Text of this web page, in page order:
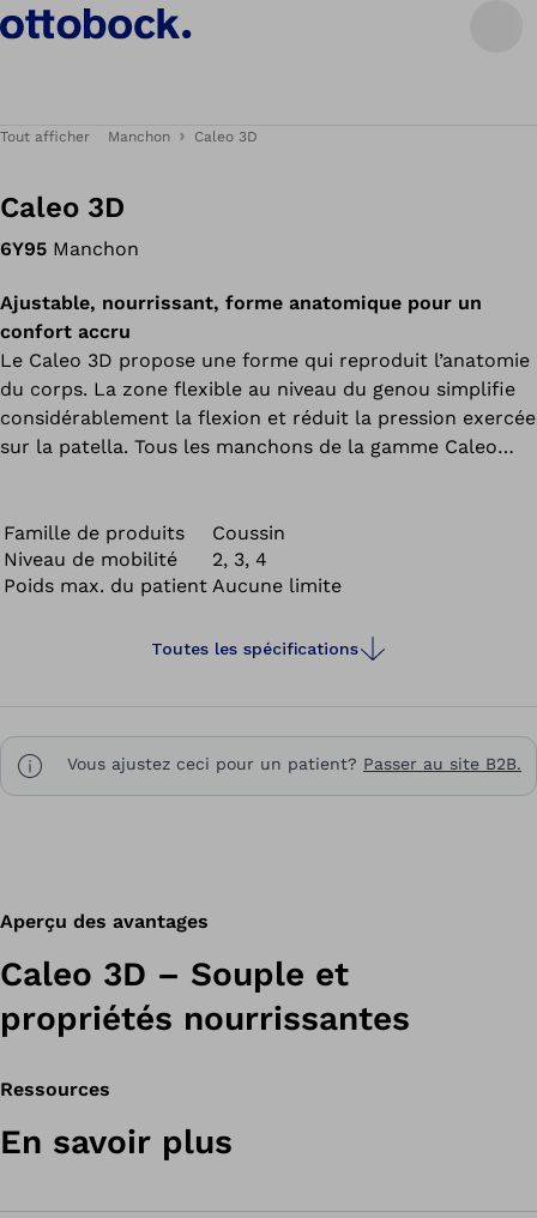
Tout afficher Manchon Caleo 3D
Caleo 3D
6Y95 Manchon
Ajustable, nourrissant, forme anatomique pour un
confort accru
Le Caleo 3D propose une forme qui reproduit l’anatomie
du corps. La zone flexible au niveau du genou simplifie
considérablement la flexion et réduit la pression exercée
sur la patella. Tous les manchons de la gamme Caleo
les peaux sèches et sensibles.
Famille de produits
Coussin
Niveau de mobilité
2, 3, 4
Poids max. du patient Aucune limite
Toutes les spécifications
Vous ajustez ceci pour un patient? Passer au site B2B.
Aperçu des avantages
Caleo 3D – Souple et
propriétés nourrissantes
Ressources
En savoir plus